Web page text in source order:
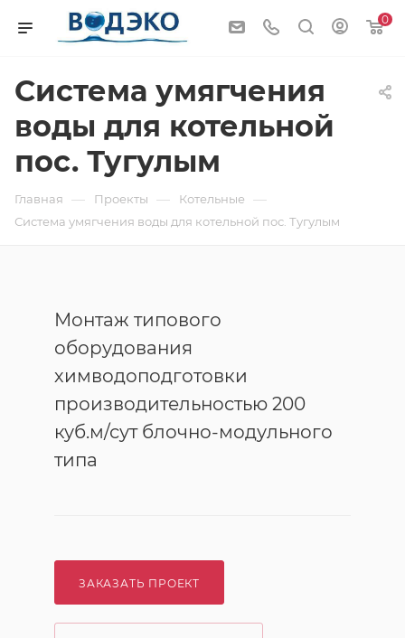
0
Система умягчения
воды для котельной
пос. Тугулым
Главная — Проекты — Котельные —
Система умягчения воды для котельной пос. Тугулым
Монтаж типового
оборудования
химводоподготовки
производительностью 200
куб.м/сут блочно-модульного
типа
ЗАКАЗАТЬ ПРОЕКТ